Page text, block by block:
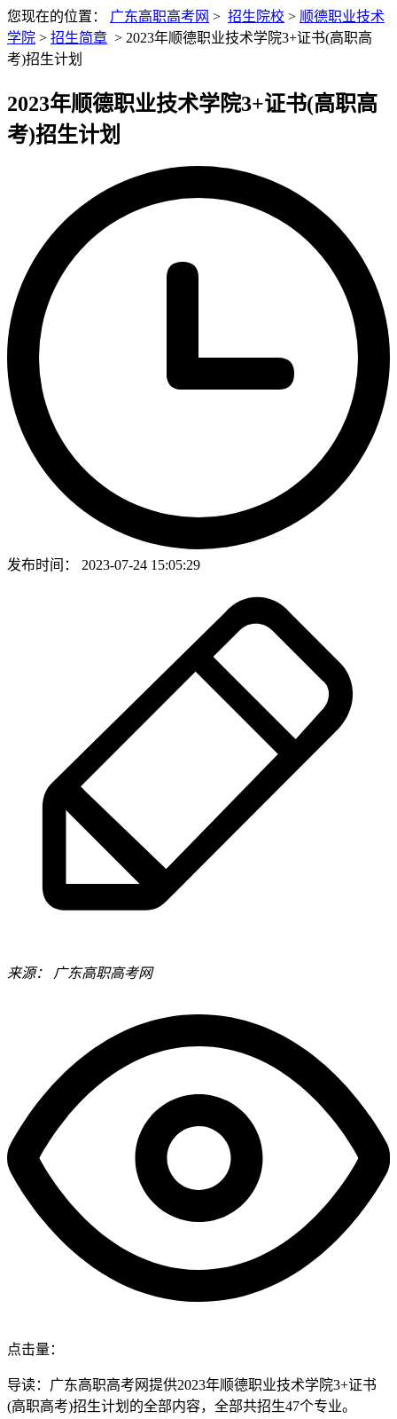
您现在的位置： 广东高职高考网 > 招生院校 > 顺德职业技术
学院 > 招生简章 > 2023年顺德职业技术学院3+证书(高职高
考)招生计划
2023年顺德职业技术学院3+证书(高职高
考)招生计划
发布时间： 2023-07-24 15:05:29
来源： 广东高职高考网
点击量：
导读：广东高职高考网提供2023年顺德职业技术学院3+证书
(高职高考)招生计划的全部内容，全部共招生47个专业。